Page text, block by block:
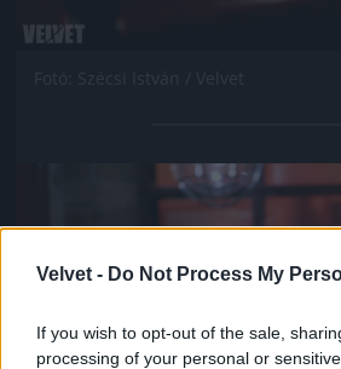
Velvet - Do Not Process My
If you wish to opt-out of the sale,
processing of your personal or
Jön még